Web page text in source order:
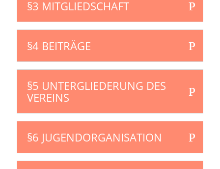
§3 MITGLIEDSCHAFT
§4 BEITRÄGE
§5 UNTERGLIEDERUNG DES
VEREINS
§6 JUGENDORGANISATION